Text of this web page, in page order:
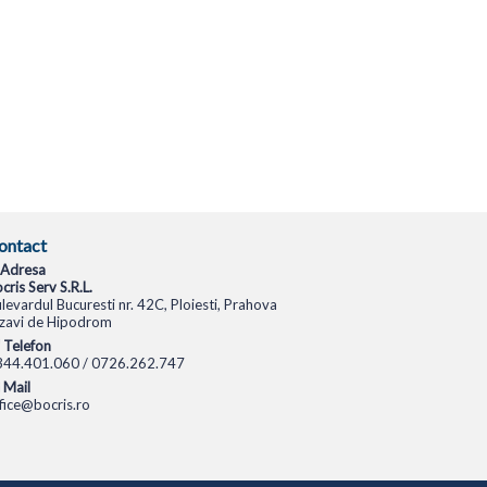
Adresa
Serv S.R.L.
Bucuresti nr. 42C, Ploiesti, Prahova
de Hipodrom
Telefon
/ 0726.262.747
Mail